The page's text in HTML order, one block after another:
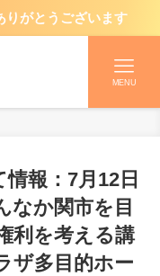
りがとうございます
MENU
報：7月12日
なか関市を目
利を考える講
ザ多目的ホー